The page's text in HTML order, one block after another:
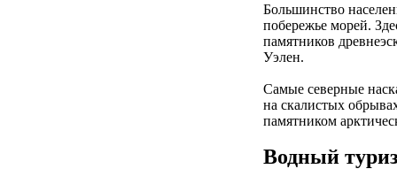
Большинство
побережье морей.
памятников
Уэлен.
Самые северные
на скалистых
памятником
Водный